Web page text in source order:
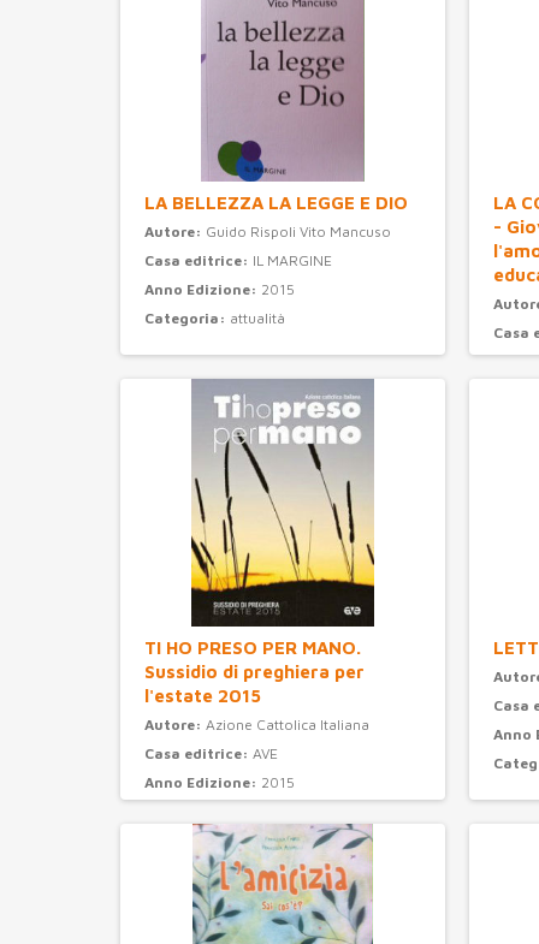
LA BELLEZZA LA LEGGE E DIO
Autore: Guido Rispoli Vito Mancuso
Casa editrice: IL MARGINE
Anno Edizione: 2015
Categoria: attualità
LA
-
Casa
Anno
TI HO PRESO PER MANO.
Sussidio di preghiera per
l'estate 2015
Autore: Azione Cattolica Italiana
Casa editrice: AVE
Anno Edizione: 2015
Casa
Anno